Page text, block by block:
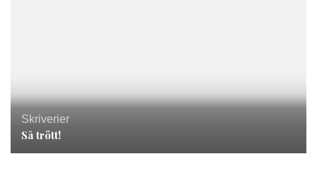
Skriverier
Så trött!